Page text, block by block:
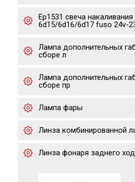
Ep1531 свеча
6d15/6d16/6d17 fuso 24v-
Лампа дополнительных
сборе л
Лампа дополнительных
сборе пр
Лампа фары
Линза комбинированной
Линза фонаря заднего